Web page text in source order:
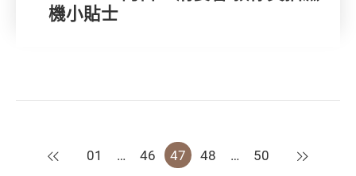
機小貼士
上一頁
01 … 46 47 48 … 50 下一頁